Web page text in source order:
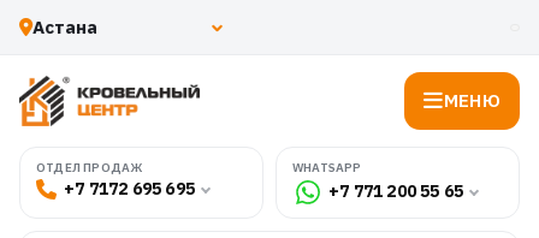
МЕНЮ
ОТДЕЛ ПРОДАЖ
+7 7172 695 695
WHATSAPP
+7 771 200 55 65